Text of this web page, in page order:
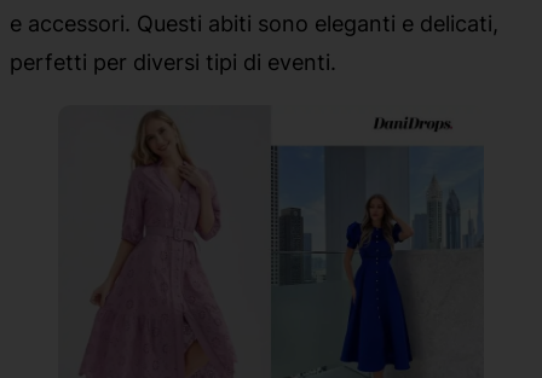
e accessori. Questi abiti sono eleganti e delicati,
perfetti per diversi tipi di eventi.